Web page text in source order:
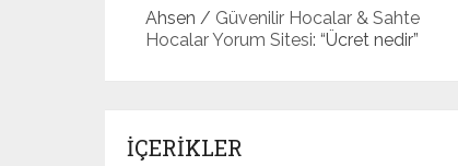
Ahsen / Güvenilir Hocalar & Sahte
Hocalar Yorum Sitesi: “Ücret nedir”
İÇERİKLER